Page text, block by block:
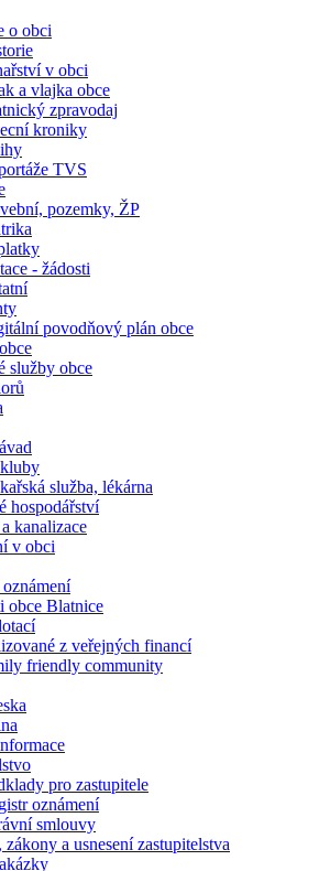
o obci
v obci
a vlajka obce
zpravodaj
kroniky
TVS
pozemky, ŽP
- žádosti
povodňový plán obce
služby obce
služba, lékárna
hospodářství
kanalizace
v obci
obce Blatnice
z veřejných financí
friendly community
pro zastupitele
oznámení
smlouvy
a usnesení zastupitelstva